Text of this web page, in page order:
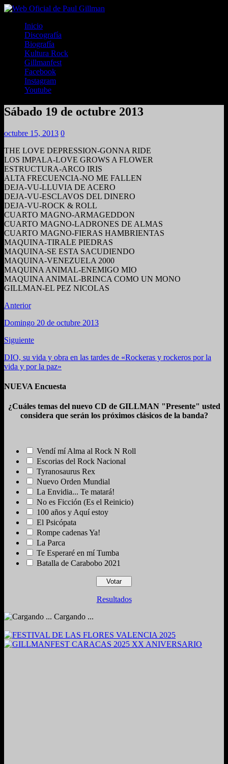
Inicio
Discografía
Biografía
Kultura Rock
Gillmanfest
Facebook
Instagram
Youtube
Sábado 19 de octubre 2013
octubre 15, 2013 0
THE LOVE DEPRESSION-GONNA RIDE
LOS IMPALA-LOVE GROWS A FLOWER
ESTRUCTURA-ARCO IRIS
ALTA FRECUENCIA-NO ME FALLEN
DEJA-VU-LLUVIA DE ACERO
DEJA-VU-ESCLAVOS DEL DINERO
DEJA-VU-ROCK & ROLL
CUARTO MAGNO-ARMAGEDDON
CUARTO MAGNO-LADRONES DE ALMAS
CUARTO MAGNO-FIERAS HAMBRIENTAS
MAQUINA-TIRALE PIEDRAS
MAQUINA-SE ESTA SACUDIENDO
MAQUINA-VENEZUELA 2000
MAQUINA ANIMAL-ENEMIGO MIO
MAQUINA ANIMAL-BRINCA COMO UN MONO
GILLMAN-EL PEZ NICOLAS
Anterior
Domingo 20 de octubre 2013
Siguiente
DIO, su vida y obra en las tardes de «Rockeras y rockeros por la
vida y por la paz»
NUEVA Encuesta
¿Cuáles temas del nuevo CD de GILLMAN "Presente" usted
considera que serán los próximos clásicos de la banda?
Vendí mí Alma al Rock N Roll
Escorias del Rock Nacional
Tyranosaurus Rex
Nuevo Orden Mundial
La Envidia... Te matará!
No es Ficción (Es el Reinicio)
100 años y Aquí estoy
El Psicópata
Rompe cadenas Ya!
La Parca
Te Esperaré en mí Tumba
Batalla de Carabobo 2021
Resultados
Cargando ...